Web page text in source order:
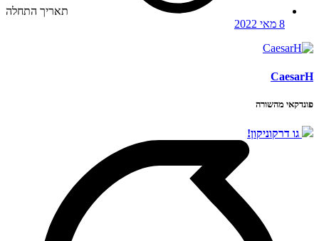
תאריך התחלה
8 מאי 2022
CaesarH
פונדקאי מהשורה
גו דרקוניקון!